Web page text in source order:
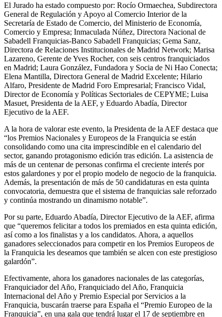
El Jurado ha estado compuesto por: Rocío Ormaechea, Subdirectora
General de Regulación y Apoyo al Comercio Interior de la
Secretaría de Estado de Comercio, del Ministerio de Economía,
Comercio y Empresa; Inmaculada Núñez, Directora Nacional de
Sabadell Franquicias-Banco Sabadell Franquicias; Gema Sanz,
Directora de Relaciones Institucionales de Madrid Network; Marisa
Lazareno, Gerente de Yves Rocher, con seis centros franquiciados
en Madrid; Laura González, Fundadora y Socia de Ni Hao Conecta;
Elena Mantilla, Directora General de Madrid Excelente; Hilario
Alfaro, Presidente de Madrid Foro Empresarial; Francisco Vidal,
Director de Economía y Políticas Sectoriales de CEPYME; Luisa
Masuet, Presidenta de la AEF, y Eduardo Abadía, Director
Ejecutivo de la AEF.
A la hora de valorar este evento, la Presidenta de la AEF destaca que
“los Premios Nacionales y Europeos de la Franquicia se están
consolidando como una cita imprescindible en el calendario del
sector, ganando protagonismo edición tras edición. La asistencia de
más de un centenar de personas confirma el creciente interés por
estos galardones y por el propio modelo de negocio de la franquicia.
Además, la presentación de más de 50 candidaturas en esta quinta
convocatoria, demuestra que el sistema de franquicias sale reforzado
y continúa mostrando un dinamismo notable”.
Por su parte, Eduardo Abadía, Director Ejecutivo de la AEF, afirma
que “queremos felicitar a todos los premiados en esta quinta edición,
así como a los finalistas y a los candidatos. Ahora, a aquellos
ganadores seleccionados para competir en los Premios Europeos de
la Franquicia les deseamos que también se alcen con este prestigioso
galardón”.
Efectivamente, ahora los ganadores nacionales de las categorías,
Franquiciador del Año, Franquiciado del Año, Franquicia
Internacional del Año y Premio Especial por Servicios a la
Franquicia, buscarán traerse para España el “Premio Europeo de la
Franquicia”, en una gala que tendrá lugar el 17 de septiembre en